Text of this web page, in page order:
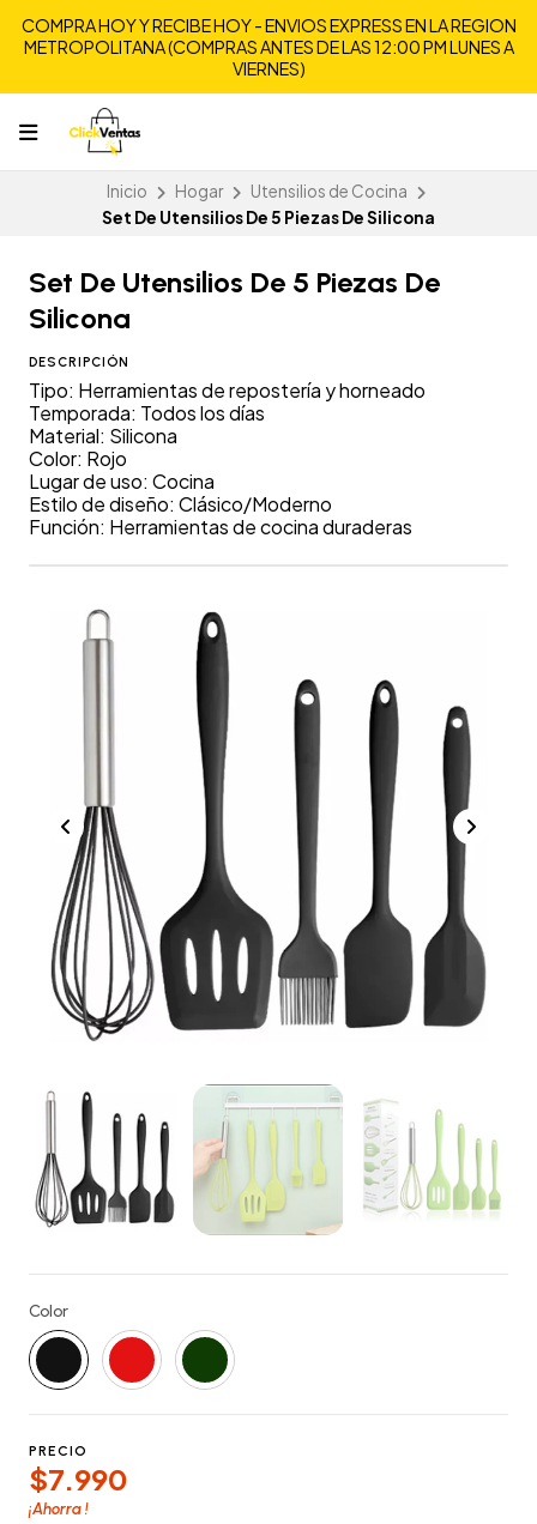
COMPRA HOY Y RECIBE HOY - ENVIOS EXPRESS EN LA REGION
METROPOLITANA (COMPRAS ANTES DE LAS 12:00 PM LUNES A
VIERNES)
Inicio Hogar
Utensilios de Cocina
Set De Utensilios De 5 Piezas De Silicona
Set De Utensilios De 5 Piezas De
Silicona
DESCRIPCIÓN
Tipo: Herramientas de repostería y horneado
Temporada: Todos los días
Material: Silicona
Color: Rojo
Lugar de uso: Cocina
Estilo de diseño: Clásico/Moderno
Función: Herramientas de cocina duraderas
Color
PRECIO
$7.990
¡Ahorra!